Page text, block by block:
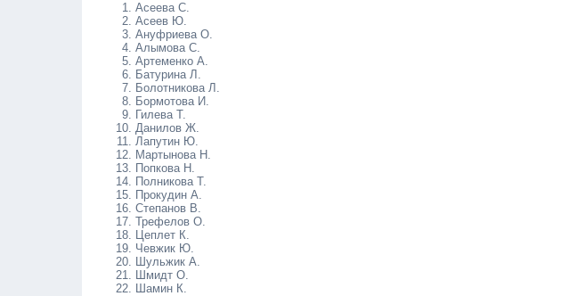
Асеева С.
Асеев Ю.
Ануфриева О.
Алымова С.
Артеменко А.
Батурина Л.
Болотникова Л.
Бормотова И.
Гилева Т.
Данилов Ж.
Лапутин Ю.
Мартынова Н.
Попкова Н.
Полникова Т.
Прокудин А.
Степанов В.
Трефелов О.
Цеплет К.
Чевжик Ю.
Шульжик А.
Шмидт О.
Шамин К.